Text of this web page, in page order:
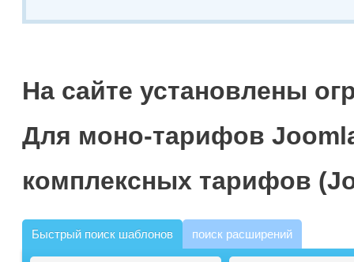
На сайте установлены
Для моно-тарифов
комплексных тарифов
Быстрый поиск шаблонов поиск расширений